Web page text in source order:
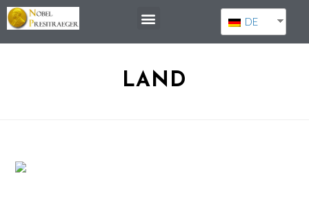
DE
LAND